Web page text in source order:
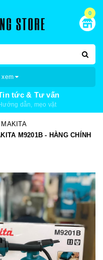
0
xem
tức & Tư vấn
dẫn, mẹo vặt
M9201B - HÀNG CHÍNH